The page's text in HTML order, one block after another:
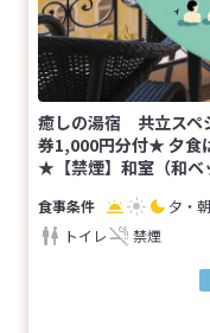
癒しの湯宿 共立スペ
券1,000円分付★ 夕食
★【禁煙】和室（和ベ
夕・
トイレ
禁煙